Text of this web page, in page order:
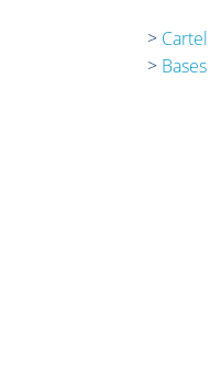
> Cartel
> Bases